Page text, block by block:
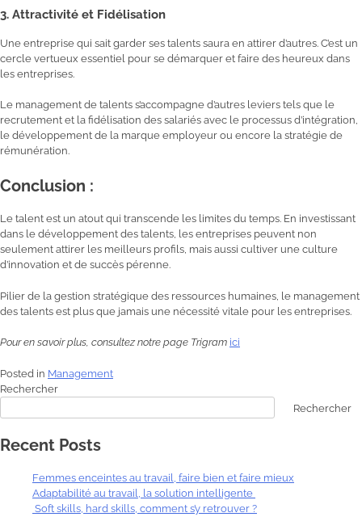
3. Attractivité et Fidélisation
Une entreprise qui sait garder ses talents saura en attirer d’autres. C’est un
cercle vertueux essentiel pour se démarquer et faire des heureux dans
les entreprises.
Le management de talents s’accompagne d’autres leviers tels que le
recrutement et la fidélisation des salariés avec le processus d’intégration,
le développement de la marque employeur ou encore la stratégie de
rémunération.
Conclusion :
Le talent est un atout qui transcende les limites du temps. En investissant
dans le développement des talents, les entreprises peuvent non
seulement attirer les meilleurs profils, mais aussi cultiver une culture
d’innovation et de succès pérenne.
Pilier de la gestion stratégique des ressources humaines, le management
des talents est plus que jamais une nécessité vitale pour les entreprises.
Pour en savoir plus, consultez notre page Trigram ici
Posted in Management
Rechercher
Rechercher
Recent Posts
Femmes enceintes au travail, faire bien et faire mieux
Adaptabilité au travail, la solution intelligente
Soft skills, hard skills, comment s’y retrouver ?